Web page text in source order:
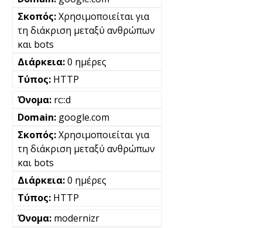
Χρησιμοποιείται για
τη διάκριση μεταξύ ανθρώπων
και bots
0 ημέρες
HTTP
rc::d
google.com
Χρησιμοποιείται για
τη διάκριση μεταξύ ανθρώπων
και bots
0 ημέρες
HTTP
modernizr